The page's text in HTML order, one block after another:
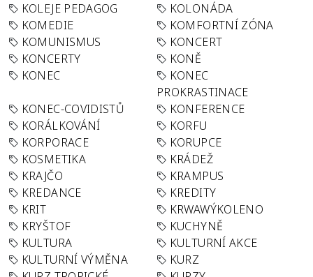
KOLEJE PEDAGOG
KOLONÁDA
KOMEDIE
KOMFORTNÍ ZÓNA
KOMUNISMUS
KONCERT
KONCERTY
KONĚ
KONEC
KONEC
PROKRASTINACE
KONEC-COVIDISTŮ
KONFERENCE
KORÁLKOVÁNÍ
KORFU
KORPORACE
KORUPCE
KOSMETIKA
KRÁDEŽ
KRAJČO
KRAMPUS
KREDANCE
KREDITY
KRIT
KRWAWÝKOLENO
KRYŠTOF
KUCHYNĚ
KULTURA
KULTURNÍ AKCE
KULTURNÍ VÝMĚNA
KURZ